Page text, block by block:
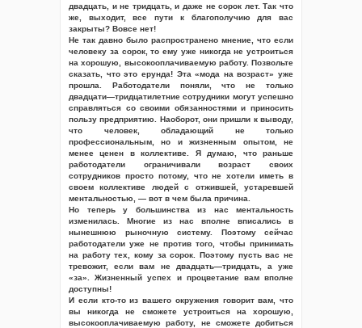
двадцать, и не тридцать, и даже не сорок лет. Так что
же, выходит, все пути к благополучию для вас
закрыты? Вовсе нет!
Не так давно было распространено мнение, что если
человеку за сорок, то ему уже никогда не устроиться
на хорошую, высокооплачиваемую работу. Позвольте
сказать, что это ерунда! Эта «мода на возраст» уже
прошла. Работодатели поняли, что не только
двадцати—тридцатилетние сотрудники могут успешно
справляться со своими обязанностями и приносить
пользу предприятию. Наоборот, они пришли к выводу,
что человек, обладающий не только
профессиональным, но и жизненным опытом, не
менее ценен в коллективе. Я думаю, что раньше
работодатели ограничивали возраст своих
сотрудников просто потому, что не хотели иметь в
своем коллективе людей с отжившей, устаревшей
ментальностью, — вот в чем была причина.
Но теперь у большинства из нас ментальность
изменилась. Многие из нас вполне вписались в
нынешнюю рыночную систему. Поэтому сейчас
работодатели уже не против того, чтобы принимать
на работу тех, кому за сорок. Поэтому пусть вас не
тревожит, если вам не двадцать—тридцать, а уже
«за». Жизненный успех и процветание вам вполне
доступны!
И если кто-то из вашего окружения говорит вам, что
вы никогда не сможете устроиться на хорошую,
высокооплачиваемую работу, не сможете добиться